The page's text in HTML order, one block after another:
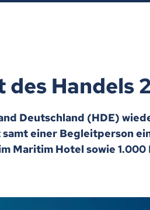
des Handels
Deutschland (HDE)
einer Begleitperson
Maritim Hotel sowie 1.000